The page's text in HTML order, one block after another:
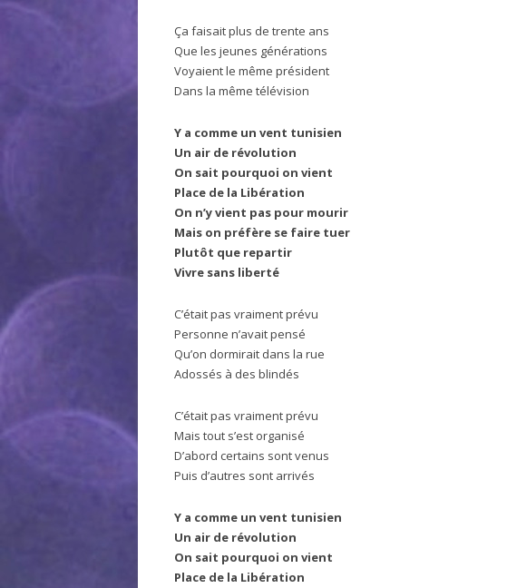
Ça faisait plus de trente ans
Que les jeunes générations
Voyaient le même président
Dans la même télévision
Y a comme un vent tunisien
Un air de révolution
On sait pourquoi on vient
Place de la Libération
On n’y vient pas pour mourir
Mais on préfère se faire tuer
Plutôt que repartir
Vivre sans liberté
C’était pas vraiment prévu
Personne n’avait pensé
Qu’on dormirait dans la rue
Adossés à des blindés
C’était pas vraiment prévu
Mais tout s’est organisé
D’abord certains sont venus
Puis d’autres sont arrivés
Y a comme un vent tunisien
Un air de révolution
On sait pourquoi on vient
Place de la Libération